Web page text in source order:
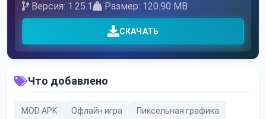
Версия: 1.25.1
Размер: 120.90 MB
СКАЧАТЬ
Что добавлено
MOD APK Офлайн игра Пиксельная графика